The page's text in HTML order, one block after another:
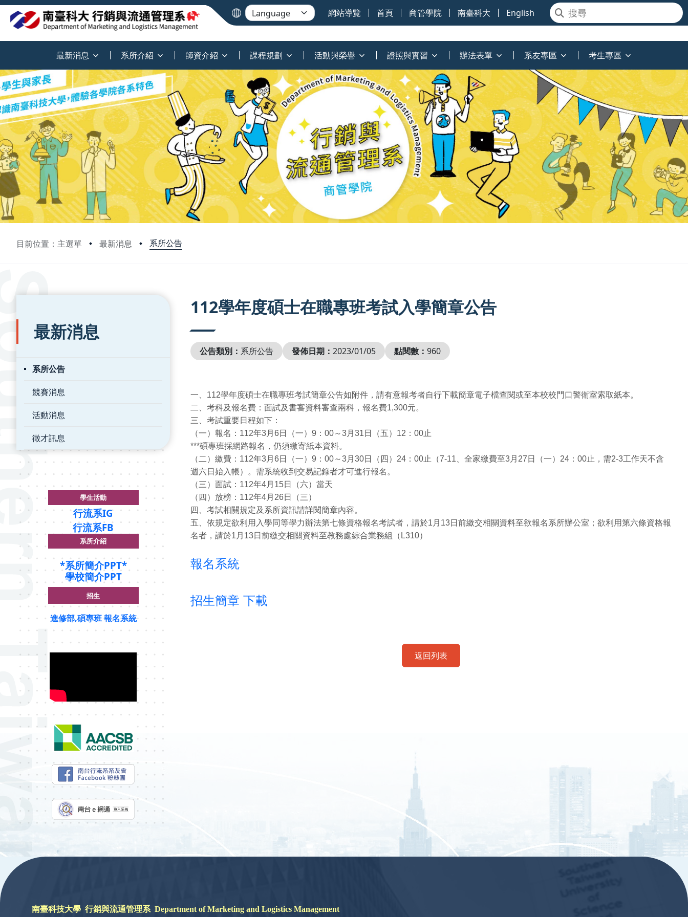
網站導覽 首頁 商管學院 南臺科大 English
最新消息 系所介紹 師資介紹 課程規劃 活動與榮譽 證照與實習 辦法表單 系友專區 考生專區
目前位置：主選單 最新消息 系所公告
:::
最新消息
系所公告
競賽消息
活動消息
徵才訊息
學生活動
行流系IG
行流系FB
系所介紹
*系所簡介PPT*
學校簡介PPT
招生
進修部,碩專班 報名系統
112學年度碩士在職專班考試入學簡章公告
公告類別： 系所公告 發佈日期： 2023/01/05 點閱數： 960
一、112學年度碩士在職專班考試簡章公告如附件，請有意報考者自行下載簡章電子檔查閱或至本校校門口警衛室索取紙本。
二、考科及報名費：面試及書審資料審查兩科，報名費1,300元。
三、考試重要日程如下：
（一）報名：112年3月6日（一）9：00～3月31日（五）12：00止
***碩專班採網路報名，仍須繳寄紙本資料。
（二）繳費：112年3月6日（一）9：00～3月30日（四）24：00止（7-11、全家繳費至3月27日（一）24：00止，需2-3工作天不含
週六日始入帳）。需系統收到交易記錄者才可進行報名。
（三）面試：112年4月15日（六）當天
（四）放榜：112年4月26日（三）
四、考試相關規定及系所資訊請詳閱簡章內容。
五、依規定欲利用入學同等學力辦法第七條資格報名考試者，請於1月13日前繳交相關資料至欲報名系所辦公室；欲利用第六條資格報
名者，請於1月13日前繳交相關資料至教務處綜合業務組（L310）
報名系統
招生簡章 下載
返回列表
:::
南臺科技大學 行銷與流通管理系 Department of Marketing and Logistics Management